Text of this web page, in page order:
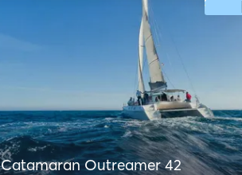
Catamaran Outreamer 42